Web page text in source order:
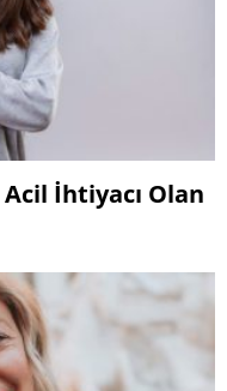
İhtiyacı Olan